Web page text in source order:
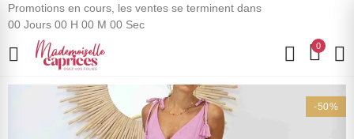
Promotions en cours, les ventes se terminent dans
00 Jours 00 H 00 M 00 Sec
0
-50%